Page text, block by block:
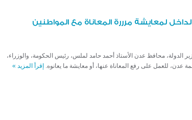
لمعايشة مرررة المعاناة مع المواطنين
الدولة، محافظ عدن الأستاذ أحمد حامد لملس، رئيس الحكومة، والوزراء،
عدن، للعمل على رفع المعاناة عنها، أو معايشة ما يعانوه. إقرأ المزيد »